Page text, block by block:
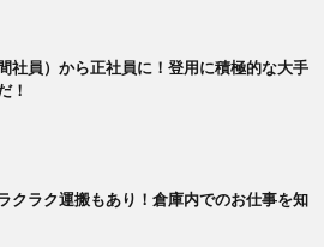
社員）から正社員に！登用に積極的な大手
！
クラク運搬もあり！倉庫内でのお仕事を知